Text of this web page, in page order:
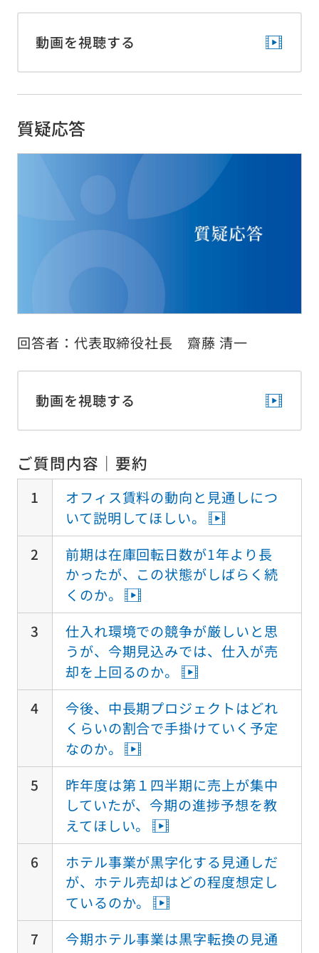
動画を視聴する
質疑応答
回答者：代表取締役社長 齋藤 清一
動画を視聴する
ご質問内容｜要約
1
オフィス賃料の動向と見通しにつ
いて説明してほしい。
2
前期は在庫回転日数が1年より長
かったが、この状態がしばらく続
くのか。
3
仕入れ環境での競争が厳しいと思
うが、今期見込みでは、仕入が売
却を上回るのか。
4
今後、中長期プロジェクトはどれ
くらいの割合で手掛けていく予定
なのか。
5
昨年度は第１四半期に売上が集中
していたが、今期の進捗予想を教
えてほしい。
6
ホテル事業が黒字化する見通しだ
が、ホテル売却はどの程度想定し
ているのか。
7
今期ホテル事業は黒字転換の見通